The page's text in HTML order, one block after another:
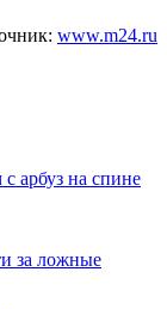
www.m24.ru
арбуз на спине
за ложные